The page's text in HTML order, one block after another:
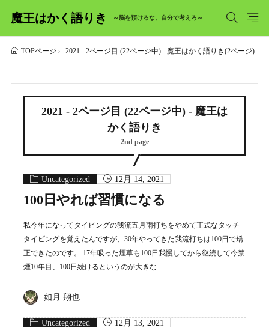
魔王はかく語りき ～脳を預けるな、自分で考えろ～
TOPページ 2021 - 2ページ目 (22ページ中) - 魔王はかく語りき(2ページ)
2021 - 2ページ目 (22ページ中) - 魔王は
かく語りき
2nd page
Uncategorized 12月 14, 2021
100日やれば習慣になる
私今年になってタイピングの我流五月雨打ちをやめて正式なタッチ
タイピングを覚えたんですが、30年やってきた我流打ちは100日で矯
正できたのです。 17年吸った煙草も100日我慢してから継続して今禁
煙10年目、100日続けるというのが大きな……
如月 翔也
Uncategorized 12月 13, 2021